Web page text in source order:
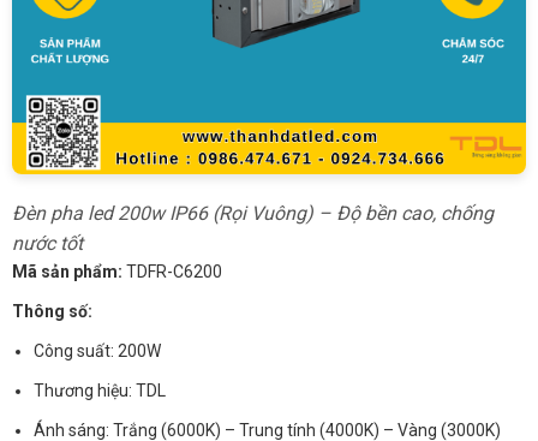
Đèn pha led 200w IP66 (Rọi Vuông) – Độ bền cao, chống
nước tốt
Mã sản phẩm: TDFR-C6200
Thông số:
Công suất: 200W
Thương hiệu: TDL
Ánh sáng: Trắng (6000K) – Trung tính (4000K) – Vàng (3000K)